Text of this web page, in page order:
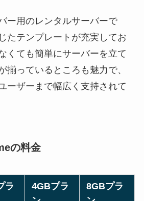
ー用のレンタルサーバーで
たテンプレートが充実してお
くても簡単にサーバーを立て
揃っているところも魅力で、
ーザーまで幅広く支持されて
の料金
ラ
4GBプラ
8GBプラ